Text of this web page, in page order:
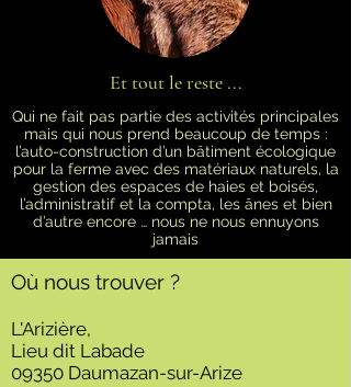
Et tout le reste ...
Qui ne fait pas partie des activités principales
mais qui nous prend beaucoup de temps :
l’auto-construction d’un bâtiment écologique
pour la ferme avec des matériaux naturels, la
gestion des espaces de haies et boisés,
l’administratif et la compta, les ânes et bien
d’autre encore … nous ne nous ennuyons
jamais
Où nous trouver ?
L'Arizière,
Lieu dit Labade
09350 Daumazan-sur-Arize